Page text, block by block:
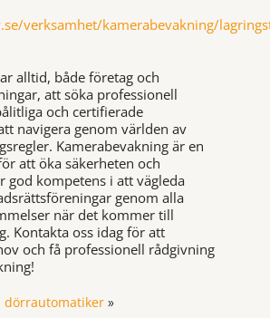
verksamhet/kamerabevakning/
alltid, både företag och
att söka professionell
och certifierade
navigera genom världen av
Kamerabevakning är en
att öka säkerheten och
god kompetens i att vägleda
genom alla
när det kommer till
Kontakta oss idag för att
och få professionell rådgivning
dörrautomatiker»